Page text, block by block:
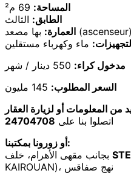
المساحة:
الطابق: الثالث
العمارة: بها مصعد (ascenseur)
ماء وكهرباء مستقلين
مدخول كراء:
السعر المطلوب:
اتصلوا بنا على 24704708
أو زورونا بمكتبنا:
KAIROUAN)، نهج صفاقس